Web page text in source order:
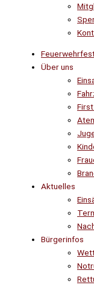
Über uns
Aktuelles
Bürgerinfos